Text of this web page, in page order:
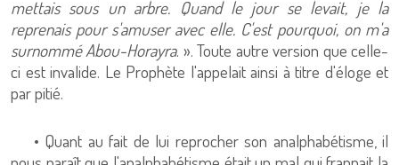
mettais sous un arbre. Quand le jour se levait, je la
reprenais pour s'amuser avec elle. C'est pourquoi, on m'a
surnommé Abou-Horayra. ». Toute autre version que celle-
ci est invalide. Le Prophète l'appelait ainsi à titre d'éloge et
par pitié.
• Quant au fait de lui reprocher son analphabétisme, il